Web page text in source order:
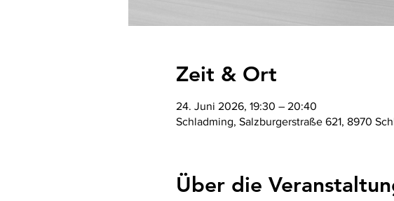
Zeit & Ort
24. Juni 2026, 19:30 – 20:40
Schladming, Salzburgerstraße 621, 8970
Über die